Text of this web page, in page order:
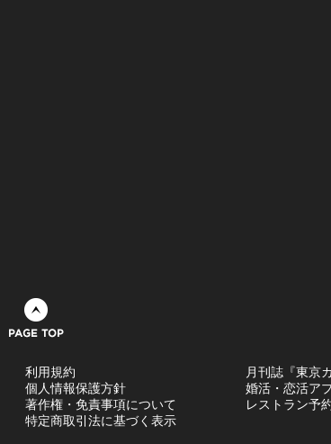
利用規約
個人情報保護方針
著作権・免責事項について
特定商取引法に基づく表示
月刊誌『東京
婚活・恋活ア
レストラン予